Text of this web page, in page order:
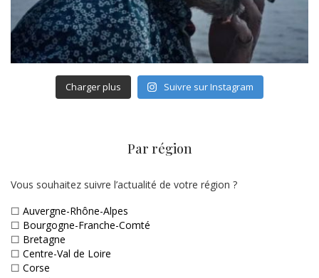
Charger plus Suivre sur Instagram
Par région
Vous souhaitez suivre l’actualité de votre région ?
☐ Auvergne-Rhône-Alpes
☐ Bourgogne-Franche-Comté
☐ Bretagne
☐ Centre-Val de Loire
☐ Corse